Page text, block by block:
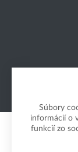
Súbory
informácií o
funkcií zo